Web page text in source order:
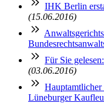
IHK Berlin
(15.06.2016)
Für Sie
(03.06.2016)
Hauptamtlicher
Lüneburger